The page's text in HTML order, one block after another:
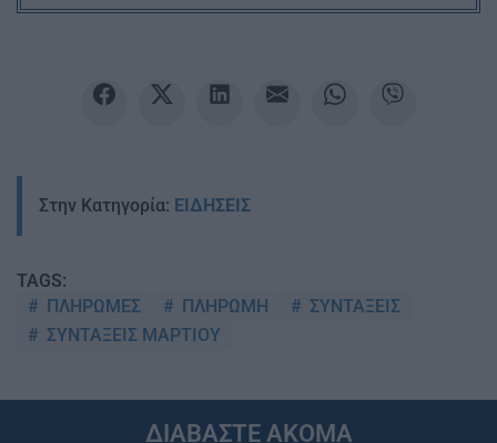
Στην Κατηγορία: ΕΙΔΗΣΕΙΣ
TAGS:
ΠΛΗΡΩΜΕΣ
ΠΛΗΡΩΜΗ
ΣΥΝΤΑΞΕΙΣ
ΣΥΝΤΑΞΕΙΣ ΜΑΡΤΙΟΥ
ΔΙΑΒΑΣΤΕ ΑΚΟΜΑ